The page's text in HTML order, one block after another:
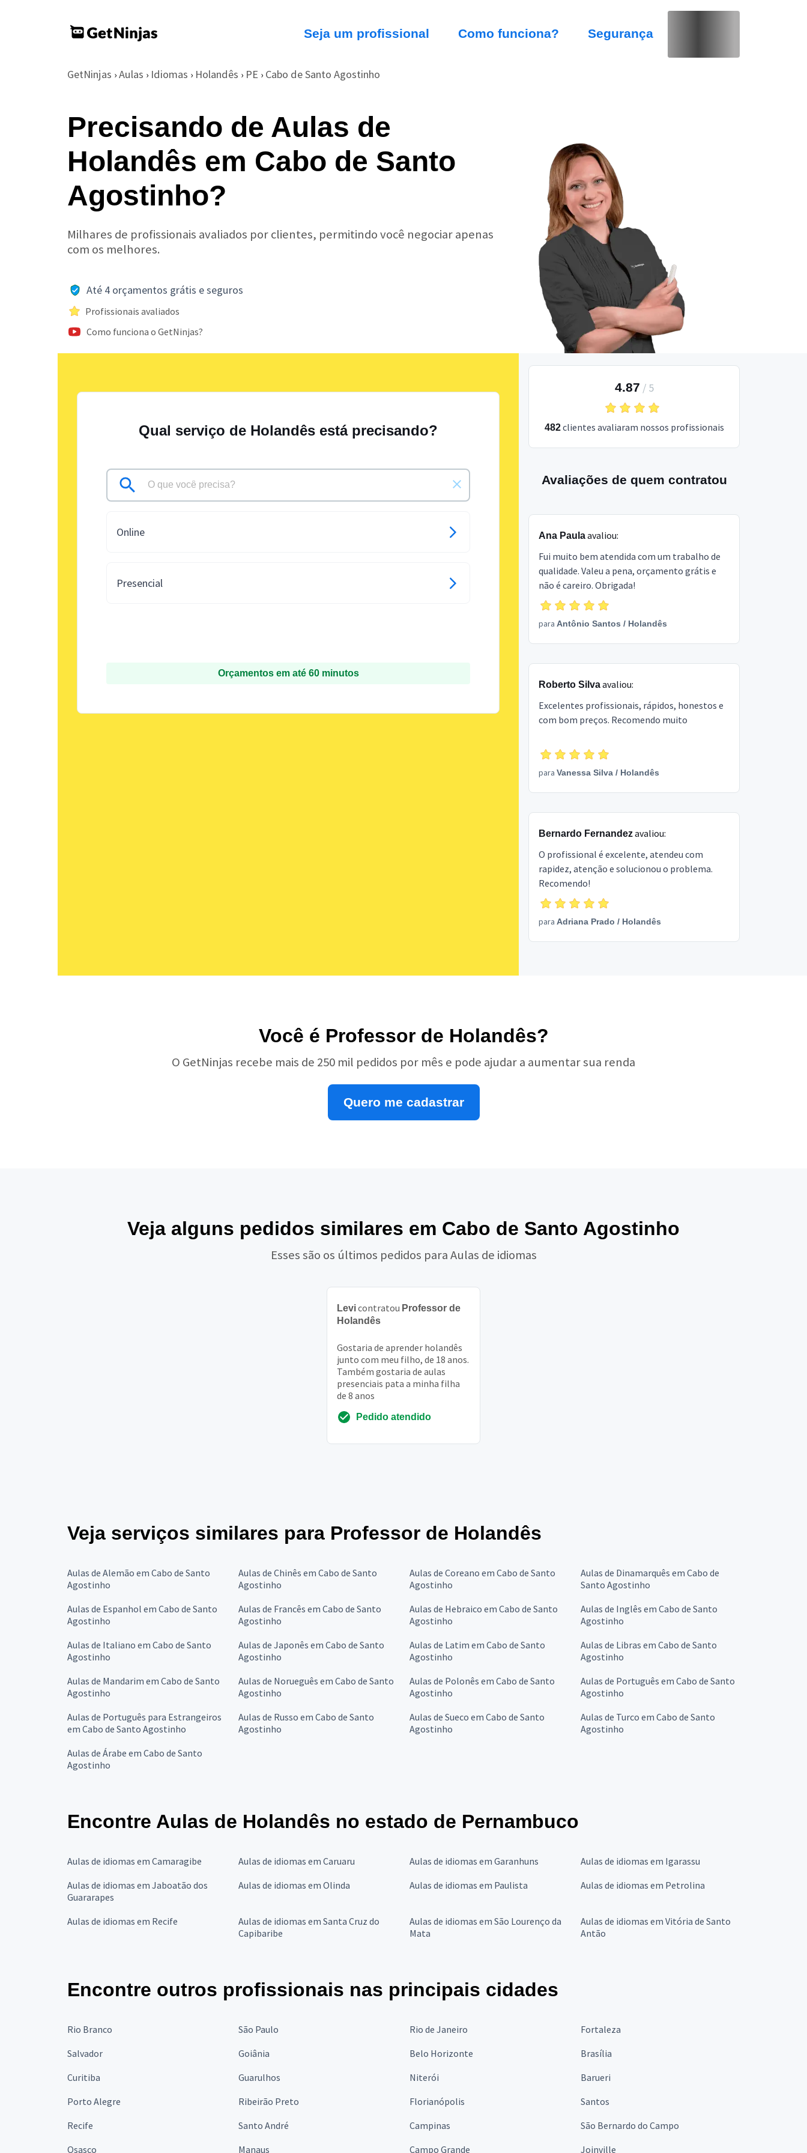
Seja um profissional Como funciona? Segurança
GetNinjas › Aulas › Idiomas › Holandês › PE › Cabo de Santo Agostinho
Precisando de Aulas de
Holandês em Cabo de Santo
Agostinho?
Milhares de profissionais avaliados por clientes, permitindo você negociar apenas
com os melhores.
Até 4 orçamentos grátis e seguros
Profissionais avaliados
Como funciona o GetNinjas?
Qual serviço de Holandês está precisando?
Online
Presencial
Orçamentos em até 60 minutos
4.87 / 5
482clientes avaliaram nossos profissionais
Avaliações de quem contratou
Ana Paulaavaliou:
Fui muito bem atendida com um trabalho de
qualidade. Valeu a pena, orçamento grátis e
não é careiro. Obrigada!
para Antônio Santos / Holandês
Roberto Silvaavaliou:
Excelentes profissionais, rápidos, honestos e
com bom preços. Recomendo muito
para Vanessa Silva / Holandês
Bernardo Fernandezavaliou:
O profissional é excelente, atendeu com
rapidez, atenção e solucionou o problema.
Recomendo!
para Adriana Prado / Holandês
Você é Professor de Holandês?
O GetNinjas recebe mais de 250 mil pedidos por mês e pode ajudar a aumentar sua renda
Quero me cadastrar
Veja alguns pedidos similares em Cabo de Santo Agostinho
Esses são os últimos pedidos para Aulas de idiomas
Levicontratou Professor de
Holandês
Gostaria de aprender holandês
junto com meu filho, de 18 anos.
Também gostaria de aulas
presenciais pata a minha filha
de 8 anos
Pedido atendido
Veja serviços similares para Professor de Holandês
Aulas de Alemão em Cabo de Santo
Agostinho
Aulas de Chinês em Cabo de Santo
Agostinho
Aulas de Coreano em Cabo de Santo
Agostinho
Aulas de Dinamarquês em Cabo de
Santo Agostinho
Aulas de Espanhol em Cabo de Santo
Agostinho
Aulas de Francês em Cabo de Santo
Agostinho
Aulas de Hebraico em Cabo de Santo
Agostinho
Aulas de Inglês em Cabo de Santo
Agostinho
Aulas de Italiano em Cabo de Santo
Agostinho
Aulas de Japonês em Cabo de Santo
Agostinho
Aulas de Latim em Cabo de Santo
Agostinho
Aulas de Libras em Cabo de Santo
Agostinho
Aulas de Mandarim em Cabo de Santo
Agostinho
Aulas de Norueguês em Cabo de Santo
Agostinho
Aulas de Polonês em Cabo de Santo
Agostinho
Aulas de Português em Cabo de Santo
Agostinho
Aulas de Português para Estrangeiros
em Cabo de Santo Agostinho
Aulas de Russo em Cabo de Santo
Agostinho
Aulas de Sueco em Cabo de Santo
Agostinho
Aulas de Turco em Cabo de Santo
Agostinho
Aulas de Árabe em Cabo de Santo
Agostinho
Encontre Aulas de Holandês no estado de Pernambuco
Aulas de idiomas em Camaragibe Aulas de idiomas em Caruaru Aulas de idiomas em Garanhuns
Aulas de idiomas em Igarassu
Aulas de idiomas em Jaboatão dos
Guararapes
Aulas de idiomas em Olinda Aulas de idiomas em Paulista Aulas de idiomas em Petrolina
Aulas de idiomas em Recife
Aulas de idiomas em Santa Cruz do
Capibaribe
Aulas de idiomas em São Lourenço da
Mata
Aulas de idiomas em Vitória de Santo
Antão
Encontre outros profissionais nas principais cidades
Rio Branco São Paulo Rio de Janeiro
Fortaleza
Salvador
Goiânia Belo Horizonte
Brasília
Curitiba
Guarulhos Niterói
Barueri
Porto Alegre
Ribeirão Preto Florianópolis
Santos
Recife
Santo André Campinas
São Bernardo do Campo
Osasco
Manaus Campo Grande Joinville